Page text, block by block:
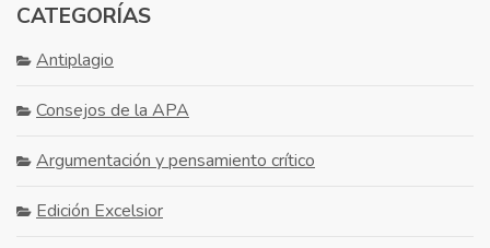
CATEGORÍAS
Antiplagio
Consejos de la APA
Argumentación y pensamiento crítico
Edición Excelsior